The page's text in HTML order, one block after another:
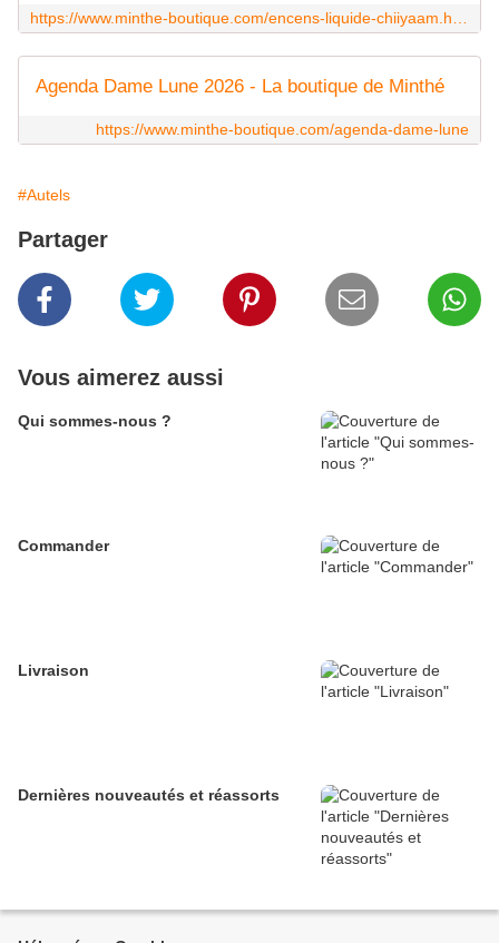
Agenda Dame Lune 2026 - La boutique de Minthé
https://www.minthe-boutique.com/agenda-dame-lune
#Autels
Partager
Vous aimerez aussi
Qui sommes-nous ?
Commander
Livraison
Dernières nouveautés et réassorts